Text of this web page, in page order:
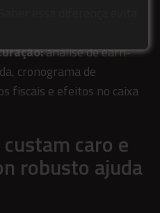
essa diferença evita
análise de earn-
cronograma de
fiscais e efeitos no caixa
caro e
robusto ajuda